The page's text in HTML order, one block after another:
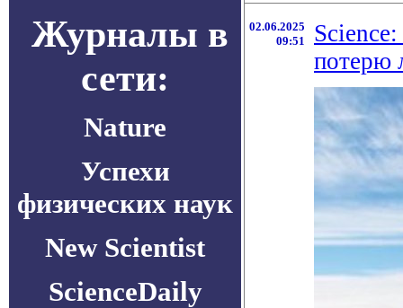
Журналы в
сети:
Nature
Успехи
физических наук
New Scientist
ScienceDaily
02.06.2025
09:51
потерю